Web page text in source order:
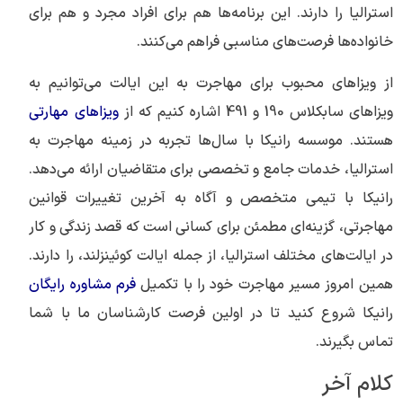
استرالیا را دارند. این برنامه‌ها هم برای افراد مجرد و هم برای
خانواده‌ها فرصت‌های مناسبی فراهم می‌کنند.
از ویزاهای محبوب برای مهاجرت به این ایالت می‌توانیم به
ویزاهای سابکلاس 190 و 491 اشاره کنیم که از
ویزاهای مهارتی
هستند. موسسه رانیکا با سال‌ها تجربه در زمینه مهاجرت به
استرالیا، خدمات جامع و تخصصی برای متقاضیان ارائه می‌دهد.
رانیکا با تیمی متخصص و آگاه به آخرین تغییرات قوانین
مهاجرتی، گزینه‌ای مطمئن برای کسانی است که قصد زندگی و کار
در ایالت‌های مختلف استرالیا، از جمله ایالت کوئینزلند، را دارند.
همین امروز مسیر مهاجرت خود را با تکمیلفرم مشاوره رایگان
رانیکا شروع کنید تا در اولین فرصت کارشناسان ما با شما
تماس بگیرند.
کلام آخر